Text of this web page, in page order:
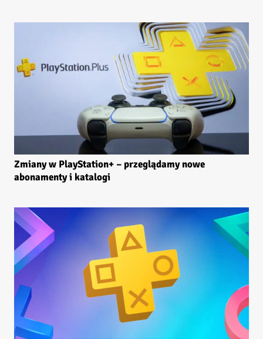
Zmiany w PlayStation+ – przeglądamy nowe
abonamenty i katalogi